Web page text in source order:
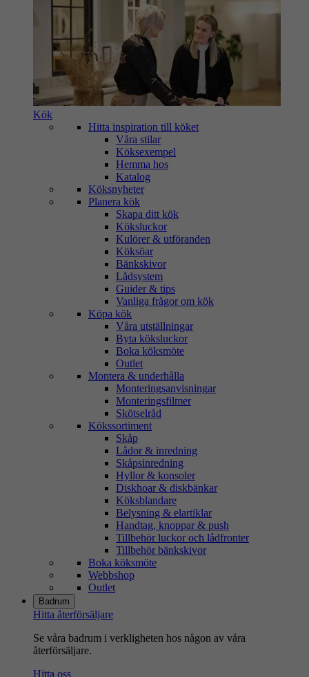
Kök
Hitta inspiration till köket
Våra stilar
Köksexempel
Hemma hos
Katalog
Köksnyheter
Planera kök
Skapa ditt kök
Köksluckor
Kulörer & utföranden
Köksöar
Bänkskivor
Lådsystem
Guider & tips
Vanliga frågor om kök
Köpa kök
Våra utställningar
Byta köksluckor
Boka köksmöte
Outlet
Montera & underhålla
Monteringsanvisningar
Monteringsfilmer
Skötselråd
Kökssortiment
Skåp
Lådor & inredning
Skåpsinredning
Hyllor & konsoler
Diskhoar & diskbänkar
Köksblandare
Belysning & elartiklar
Handtag, knoppar & push
Tillbehör luckor och lådfronter
Tillbehör bänkskivor
Boka köksmöte
Webbshop
Outlet
Badrum
Hitta återförsäljare
Se våra badrum i verkligheten hos någon av våra
återförsäljare.
Hitta oss